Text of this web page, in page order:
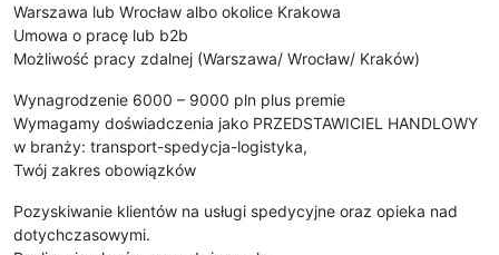
Warszawa lub Wrocław albo okolice Krakowa
Umowa o pracę lub b2b
Możliwość pracy zdalnej (Warszawa/ Wrocław/ Kraków)
Wynagrodzenie 6000 – 9000 pln plus premie
Wymagamy doświadczenia jako PRZEDSTAWICIEL HANDLOWY
w branży: transport-spedycja-logistyka,
Twój zakres obowiązków
Pozyskiwanie klientów na usługi spedycyjne oraz opieka nad
dotychczasowymi.